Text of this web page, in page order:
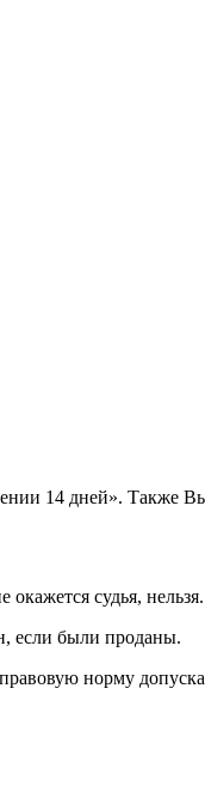
14 дней». Также
судья, нельзя.
если были проданы.
норму